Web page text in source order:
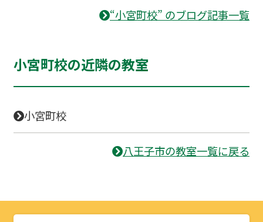
“小宮町校” のブログ記事一覧
小宮町校の近隣の教室
小宮町校
八王子市の教室一覧に戻る